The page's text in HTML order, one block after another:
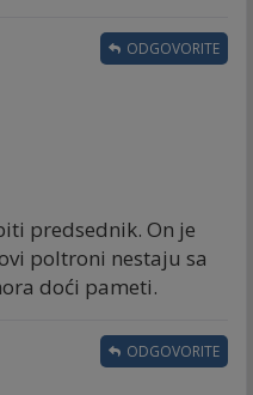
ODGOVORITE
predsednik. On je
poltroni nestaju sa
doći pameti.
ODGOVORITE